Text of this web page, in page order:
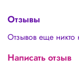
Отзывы
Отзывов еще никто
Написать отзыв